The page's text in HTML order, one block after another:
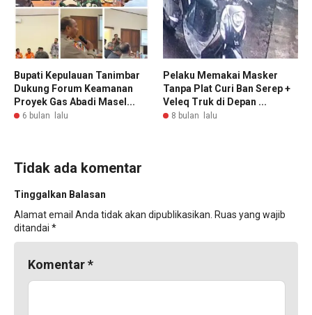
Bupati Kepulauan Tanimbar
Dukung Forum Keamanan
Proyek Gas Abadi Masel...
6 bulan lalu
Pelaku Memakai Masker
Tanpa Plat Curi Ban Serep +
Veleq Truk di Depan ...
8 bulan lalu
Tidak ada komentar
Tinggalkan Balasan
Alamat email Anda tidak akan dipublikasikan. Ruas yang wajib
ditandai *
Komentar*